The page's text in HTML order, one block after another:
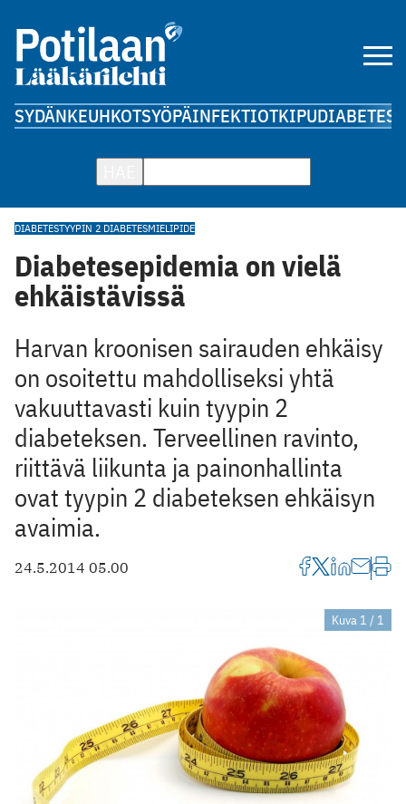
SYDÄNKEUHKOTSYÖPÄINFEKTIOTKIPUDIABETES
DIABETESTYYPIN 2 DIABETESMIELIPIDE
Diabetesepidemia on vielä
ehkäistävissä
Harvan kroonisen sairauden ehkäisy
on osoitettu mahdolliseksi yhtä
vakuuttavasti kuin tyypin 2
diabeteksen. Terveellinen ravinto,
riittävä liikunta ja painonhallinta
ovat tyypin 2 diabeteksen ehkäisyn
avaimia.
24.5.2014 05.00
Kuva 1 / 1